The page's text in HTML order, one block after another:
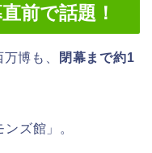
前で話題！
博も、
閉幕まで約1
ズ館」。